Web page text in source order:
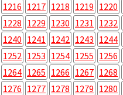
1216 1217 1218 1219 1220
1228 1229 1230 1231 1232
1240 1241 1242 1243 1244
1252 1253 1254 1255 1256
1264 1265 1266 1267 1268
1276 1277 1278 1279 1280